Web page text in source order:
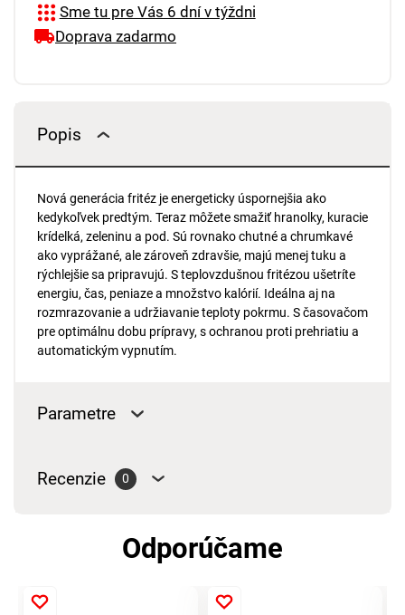
Sme tu pre Vás 6 dní v týždni
Doprava zadarmo
Popis
Nová generácia fritéz je energeticky úspornejšia ako
kedykoľvek predtým. Teraz môžete smažiť hranolky, kuracie
krídelká, zeleninu a pod. Sú rovnako chutné a chrumkavé
ako vyprážané, ale zároveň zdravšie, majú menej tuku a
rýchlejšie sa pripravujú. S teplovzdušnou fritézou ušetríte
energiu, čas, peniaze a množstvo kalórií. Ideálna aj na
rozmrazovanie a udržiavanie teploty pokrmu. S časovačom
pre optimálnu dobu prípravy, s ochranou proti prehriatiu a
automatickým vypnutím.
Parametre
Recenzie 0
Odporúčame